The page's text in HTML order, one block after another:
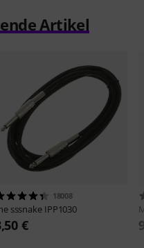
Artikel
18008
sssnake IPP1030
€